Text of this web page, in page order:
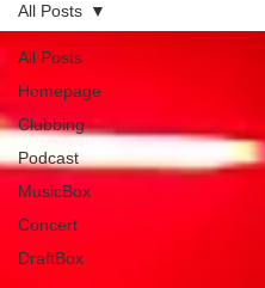
All Posts
Homepage
Clubbing
Podcast
MusicBox
Concert
DraftBox
All Posts